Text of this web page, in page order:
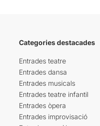
Categories destacades
Entrades teatre
Entrades dansa
Entrades musicals
Entrades teatre infantil
Entrades òpera
Entrades improvisació